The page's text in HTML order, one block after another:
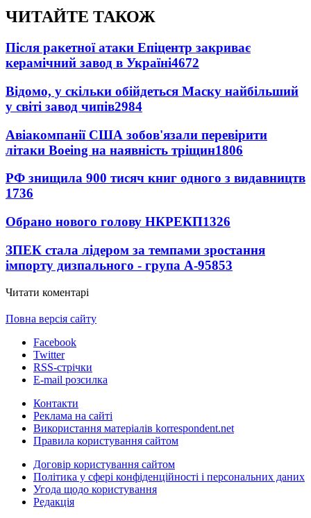
ЧИТАЙТЕ ТАКОЖ
Після ракетної атаки Епіцентр закриває
керамічний завод в Україні4672
Відомо, у скільки обійдеться Маску найбільший
у світі завод чипів2984
Авіакомпанії США зобов'язали перевірити
літаки Boeing на наявність тріщин1806
РФ знищила 900 тисяч книг одного з видавництв
1736
Обрано нового голову НКРЕКП1326
ЗПЕК стала лідером за темпами зростання
імпорту дизпального - група А-95853
Читати коментарі
Повна версія сайту
Facebook
Twitter
RSS-стрічки
E-mail розсилка
Контакти
Реклама на сайті
Використання матеріалів korrespondent.net
Правила користування сайтом
Договір користування сайтом
Політика у сфері конфіденційності і персональних даних
Угода щодо користування
Редакція